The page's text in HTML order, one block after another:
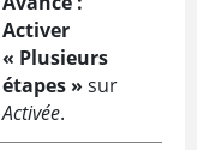
Activer
« Plusieurs
étapes » sur
Activée.